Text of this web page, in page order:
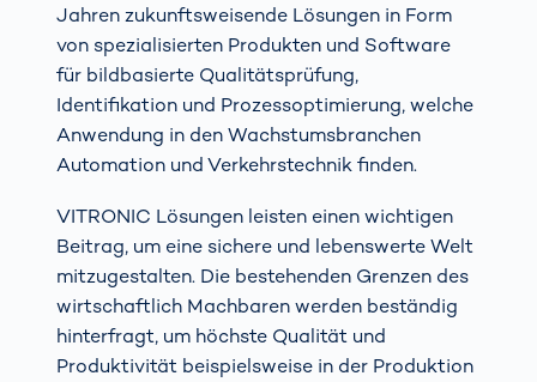
Jahren zukunftsweisende Lösungen in Form
von spezialisierten Produkten und Software
für bildbasierte Qualitätsprüfung,
Identifikation und Prozessoptimierung, welche
Anwendung in den Wachstumsbranchen
Automation und Verkehrstechnik finden.
VITRONIC Lösungen leisten einen wichtigen
Beitrag, um eine sichere und lebenswerte Welt
mitzugestalten. Die bestehenden Grenzen des
wirtschaftlich Machbaren werden beständig
hinterfragt, um höchste Qualität und
Produktivität beispielsweise in der Produktion